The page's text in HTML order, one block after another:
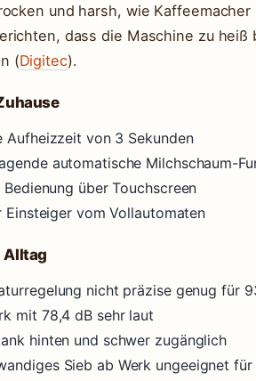
und harsh, wie
dass die Maschine zu
(Digitec).
Aufheizzeit von 3 Sekunden
automatische Milchschaum-
über Touchscreen
Einsteiger vom Vollautomaten
Alltag
nicht präzise genug für
mit 78,4 dB sehr laut
hinten und schwer zugänglich
Sieb ab Werk ungeeignet